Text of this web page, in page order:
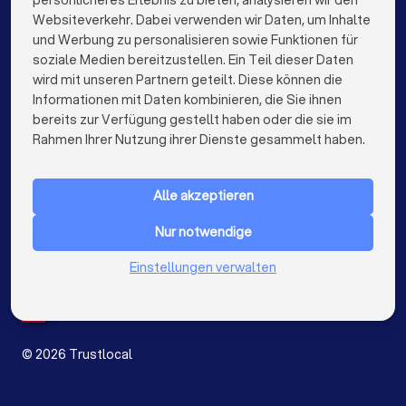
Videografen in Bielefeld
Videografen in Bonn
Videografen in Münster
Videografen in der Nähe
info@trustlocal.de
FÜR PRIVATPERSONEN
Niederlande
© 2026 Trustlocal
Websiteverkehr. Dabei verwenden wir Daten, um Inhalte
und Werbung zu personalisieren sowie Funktionen für
soziale Medien bereitzustellen. Ein Teil dieser Daten
wird mit unseren Partnern geteilt. Diese können die
Informationen mit Daten kombinieren, die Sie ihnen
bereits zur Verfügung gestellt haben oder die sie im
Rahmen Ihrer Nutzung ihrer Dienste gesammelt haben.
Alle akzeptieren
Nur notwendige
Einstellungen verwalten